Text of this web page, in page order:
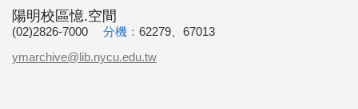
陽明校區憶.空間
(02)2826-7000 分機： 62279、67013
ymarchive@lib.nycu.edu.tw